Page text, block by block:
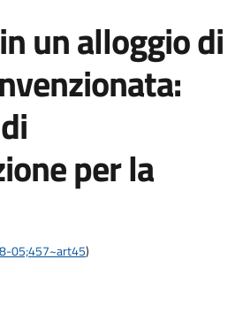
un alloggio di
per la
05;457~art45)